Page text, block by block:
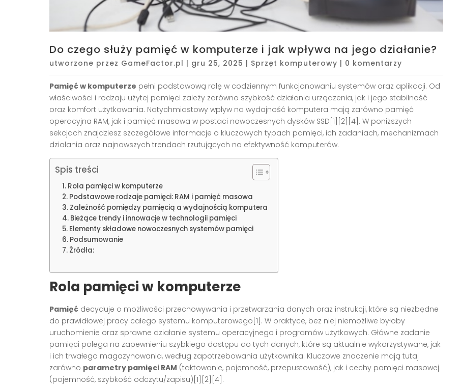
Do czego służy pamięć w komputerze i jak wpływa na jego działanie?
utworzone przez GameFactor.pl | gru 25, 2025 | Sprzęt komputerowy | 0 komentarzy
Pamięć w komputerze pełni podstawową rolę w codziennym funkcjonowaniu systemów oraz aplikacji. Od
właściwości i rodzaju użytej pamięci zależy zarówno szybkość działania urządzenia, jak i jego stabilność
oraz komfort użytkowania. Natychmiastowy wpływ na wydajność komputera mają zarówno pamięć
operacyjna RAM, jak i pamięć masowa w postaci nowoczesnych dysków SSD[1][2][4]. W poniższych
sekcjach znajdziesz szczegółowe informacje o kluczowych typach pamięci, ich zadaniach, mechanizmach
działania oraz najnowszych trendach rzutujących na efektywność komputerów.
Spis treści
Rola pamięci w komputerze
Podstawowe rodzaje pamięci: RAM i pamięć masowa
Zależność pomiędzy pamięcią a wydajnością komputera
Bieżące trendy i innowacje w technologii pamięci
Elementy składowe nowoczesnych systemów pamięci
Podsumowanie
Źródła:
Rola pamięci w komputerze
Pamięć decyduje o możliwości przechowywania i przetwarzania danych oraz instrukcji, które są niezbędne
do prawidłowej pracy całego systemu komputerowego[1]. W praktyce, bez niej niemożliwe byłoby
uruchomienie oraz sprawne działanie systemu operacyjnego i programów użytkowych. Główne zadanie
pamięci polega na zapewnieniu szybkiego dostępu do tych danych, które są aktualnie wykorzystywane, jak
i ich trwałego magazynowania, według zapotrzebowania użytkownika. Kluczowe znaczenie mają tutaj
zarówno parametry pamięci RAM (taktowanie, pojemność, przepustowość), jak i cechy pamięci masowej
(pojemność, szybkość odczytu/zapisu)[1][2][4].